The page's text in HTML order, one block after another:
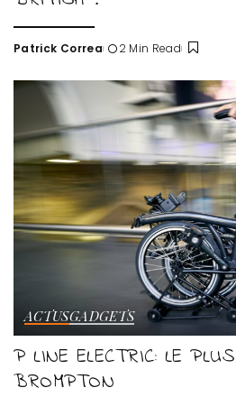
Posted
Patrick Correa 2 Min Read
ACTUSGADGETS
P LINE ELECTRIC: LE
BROMPTON